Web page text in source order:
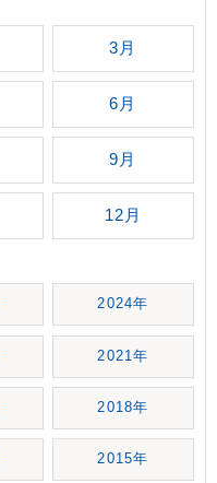
3月
6月
9月
12月
2024年
2021年
2018年
2015年